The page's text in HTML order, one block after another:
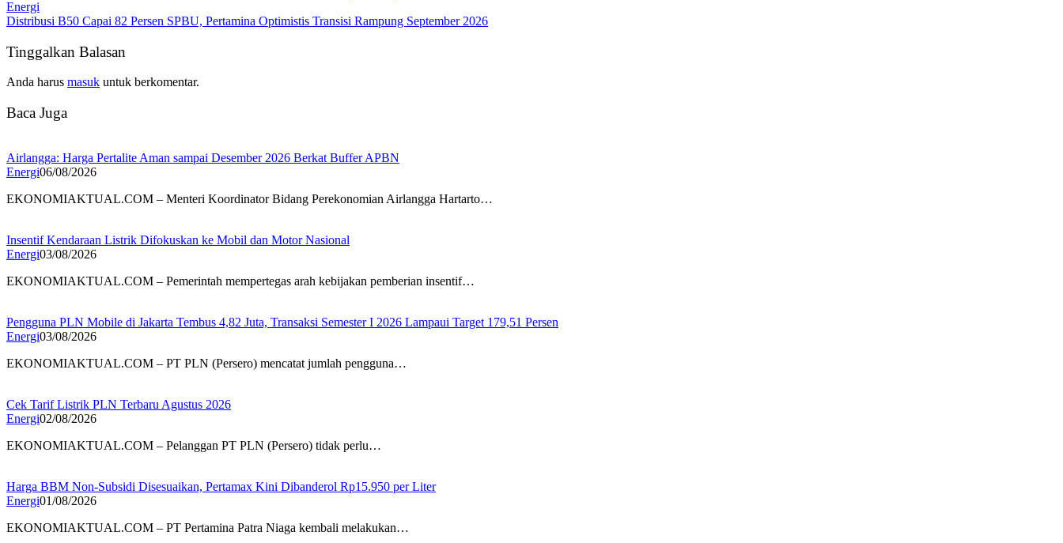
Energi
Distribusi B50 Capai 82 Persen SPBU, Pertamina Optimistis Transisi Rampung September 2026
Tinggalkan Balasan
Anda harus masuk untuk berkomentar.
Baca Juga
Airlangga: Harga Pertalite Aman sampai Desember 2026 Berkat Buffer APBN
Energi06/08/2026
EKONOMIAKTUAL.COM – Menteri Koordinator Bidang Perekonomian Airlangga Hartarto…
Insentif Kendaraan Listrik Difokuskan ke Mobil dan Motor Nasional
Energi03/08/2026
EKONOMIAKTUAL.COM – Pemerintah mempertegas arah kebijakan pemberian insentif…
Pengguna PLN Mobile di Jakarta Tembus 4,82 Juta, Transaksi Semester I 2026 Lampaui Target 179,51 Persen
Energi03/08/2026
EKONOMIAKTUAL.COM – PT PLN (Persero) mencatat jumlah pengguna…
Cek Tarif Listrik PLN Terbaru Agustus 2026
Energi02/08/2026
EKONOMIAKTUAL.COM – Pelanggan PT PLN (Persero) tidak perlu…
Harga BBM Non-Subsidi Disesuaikan, Pertamax Kini Dibanderol Rp15.950 per Liter
Energi01/08/2026
EKONOMIAKTUAL.COM – PT Pertamina Patra Niaga kembali melakukan…